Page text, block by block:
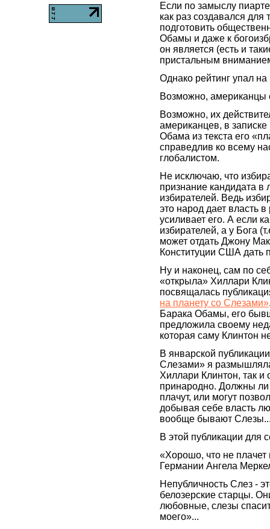
Если по замыслу
как раз создавался для
подготовить
Обамы и даже к
он является (есть и
пристальным
Однако рейтинг упал
Возможно, американцы
Возможно, их
американцев, в записке
Обама из текста его
справедлив ко всему
глобалистом.
Не исключаю, что
признание кандидата в
избирателей. Ведь
это народ дает власть
усиливает его. А если
избирателей, а у Бога
может отдать Джону
Конституции США дать
Ну и наконец, сам по
«открыла» Хиллари
посвящалась
на планету со Слезами»
Барака Обамы, его
предложила своему
которая саму Клинтон
В январской
Слезами» я
Хиллари Клинтон, так и
принародно. Должны ли
плачут, или могут
добывая себе власть
вообще бывают
В этой публикации для
«Хорошо, что не
Германии Ангела
Непубличность Слез -
белозерские старцы.
любовные, слезы
моего»...